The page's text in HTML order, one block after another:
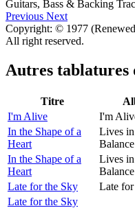
Previous Next
Copyright: © 1977
All right reserved.
Autres tablatures
Titre
I'm Alive
I'm
In the Shape of a
Heart
Lives
Balance
In the Shape of a
Heart
Lives
Balance
Late for the Sky
Late
Late for the Sky